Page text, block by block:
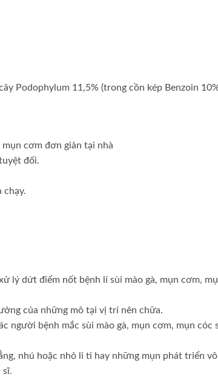
Podophylum 11,5% (trong cồn kép Benzoin
cơm đơn giản tại nhà
đối.
chạy.
lý dứt điểm nốt bệnh lí sùi mào gà, mụn cơm,
của những mô tại vị trí nên chữa.
người bệnh mắc sùi mào gà, mụn cơm, mụn cóc
nhú hoặc nhỏ li ti hay những mụn phát triển
sĩ.